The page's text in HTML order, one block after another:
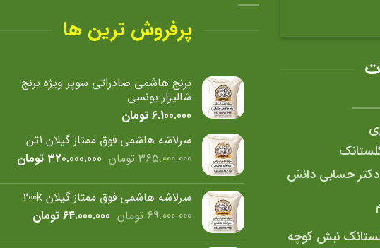
شوند
دکتر حسابی دانش
گلستانک نبش کوچه
پرفروش ترین ها
برنج هاشمی صادراتی سوپر ویژه برنج
شالیزار یونسی
6.100.000 تومان
سرلاشه هاشمی فوق ممتاز گیلان 1تن
365.000.000 تومان قیمت
365.000.000 تومان
بود.
320.000.000 تومانقیمت
سرلاشه هاشمی فوق ممتاز گیلان 200k
69.000.000 تومان قیمت
64.000.000 تومانقیمت